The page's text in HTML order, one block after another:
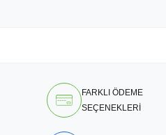
FARKLI ÖDEME
SEÇENEKLERİ